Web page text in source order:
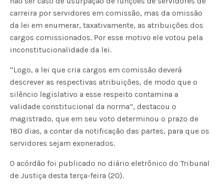
carreira por servidores em comissão, mas da omissão
da lei em enumerar, taxativamente, as atribuições dos
cargos comissionados. Por esse motivo ele votou pela
inconstitucionalidade da lei.
“Logo, a lei que cria cargos em comissão deverá
descrever as respectivas atribuições, de modo que o
silêncio legislativo a esse respeito contamina a
validade constitucional da norma”, destacou o
magistrado, que em seu voto determinou o prazo de
180 dias, a contar da notificação das partes, para que os
servidores sejam exonerados.
O acórdão foi publicado no diário eletrônico do Tribunal
de Justiça desta terça-feira (20).